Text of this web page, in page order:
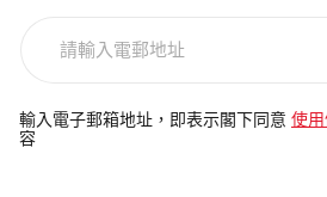
電
郵
輸入電子郵箱地址，即表示閣下同意 使
容